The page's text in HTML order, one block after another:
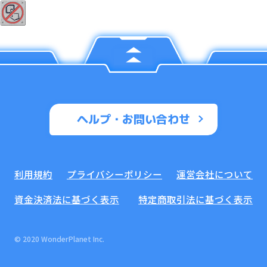
ヘルプ・お問い合わせ
利用規約 プライバシーポリシー
運営会社について
資金決済法に基づく表示
特定商取引法に基づく表示
© 2020 WonderPlanet Inc.